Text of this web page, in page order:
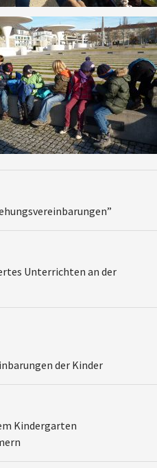
Unterrichten an der
der Kinder
Kindergarten